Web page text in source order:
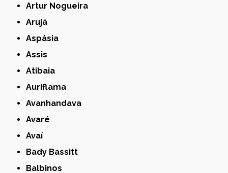
Artur Nogueira
Arujá
Aspásia
Assis
Atibaia
Auriflama
Avanhandava
Avaré
Avaí
Bady Bassitt
Balbinos